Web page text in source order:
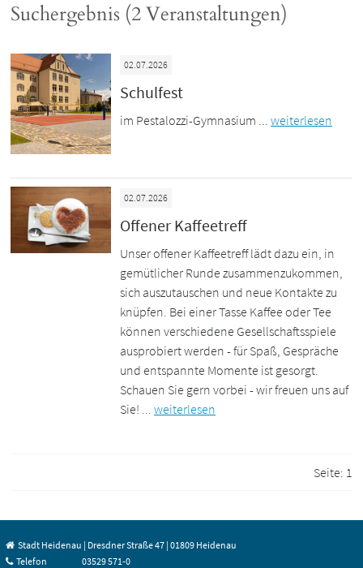
Suchergebnis (2 Veranstaltungen)
02.07.2026
Schulfest
im Pestalozzi-Gymnasium ...weiterlesen
02.07.2026
Offener Kaffeetreff
Unser offener Kaffeetreff lädt dazu ein, in
gemütlicher Runde zusammenzukommen,
sich auszutauschen und neue Kontakte zu
knüpfen. Bei einer Tasse Kaffee oder Tee
können verschiedene Gesellschaftsspiele
ausprobiert werden - für Spaß, Gespräche
und entspannte Momente ist gesorgt.
Schauen Sie gern vorbei - wir freuen uns auf
Sie! ...weiterlesen
Seite: 1
Stadt Heidenau | Dresdner Straße 47 | 01809 Heidenau
Telefon
03529 571-0